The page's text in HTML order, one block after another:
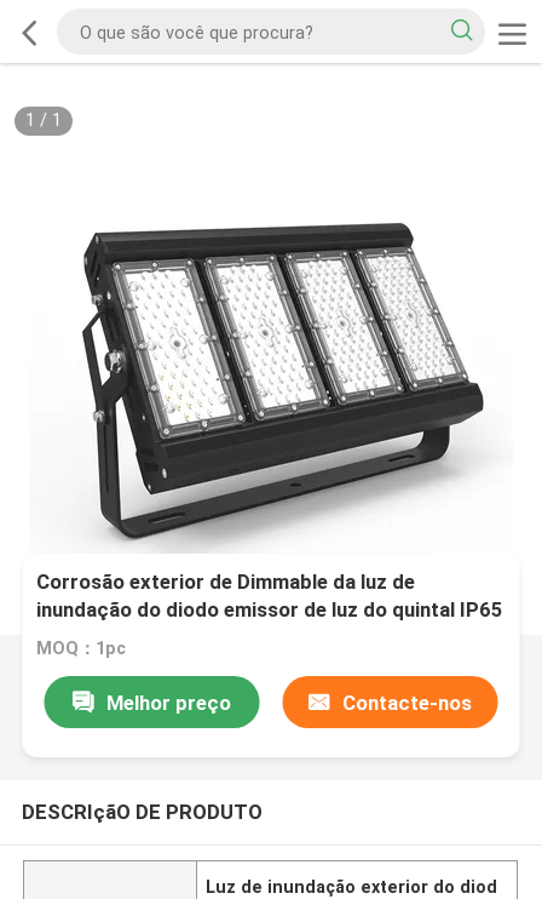
1 / 1
Corrosão exterior de Dimmable da luz de
inundação do diodo emissor de luz do quintal IP65
anti
MOQ：1pc
Melhor preço Contacte-nos
DESCRIçãO DE PRODUTO
Luz de inundação exterior do diod